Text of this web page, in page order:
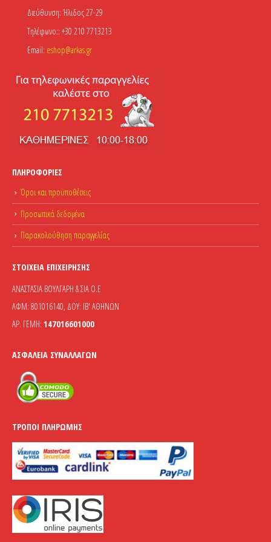
Διεύθυνση: Ήλιδος 27-29
Τηλέφωνο:: +30 210 7713213
Email: eshop@arkas.gr
ΠΛΗΡΟΦΟΡΊΕΣ
Όροι και προϋποθέσεις
Προσωπικά δεδομένα
Παρακολούθηση παραγγελίας
ΣΤΟΙΧΕΊΑ ΕΠΙΧΕΊΡΗΣΗΣ
ΑΝΑΣΤΑΣΙΑ ΒΟΥΛΓΑΡΗ & ΣΙΑ Ο.Ε
ΑΦΜ: 801016140, ΔΟΥ: ΙΒ' ΑΘΗΝΩΝ
ΑΡ. ΓΕΜΗ: 147016601000
ΑΣΦΆΛΕΙΑ ΣΥΝΑΛΛΑΓΏΝ
ΤΡΌΠΟΙ ΠΛΗΡΩΜΉΣ